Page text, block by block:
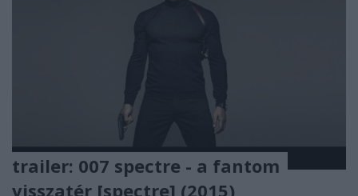
trailer: 007 spectre - a fantom
visszatér [spectre] (2015)